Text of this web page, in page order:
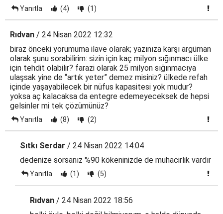
Yanıtla (4) (1)
Rıdvan / 24 Nisan 2022 12:32
biraz önceki yorumuma ilave olarak; yazınıza karşı argüman
olarak şunu sorabilirim: sizin için kaç milyon sığınmacı ülke
için tehdit olabilir? farazi olarak 25 milyon sığınmacıya
ulaşsak yine de “artık yeter” demez misiniz? ülkede refah
içinde yaşayabilecek bir nüfus kapasitesi yok mudur?
yoksa aç kalacaksa da entegre edemeyeceksek de hepsi
gelsinler mi tek çözümünüz?
Yanıtla (8) (2)
Sıtkı Serdar / 24 Nisan 2022 14:04
dedenize sorsanız %90 kökeninizde de muhacirlik vardır
Yanıtla (1) (5)
Rıdvan / 24 Nisan 2022 18:56